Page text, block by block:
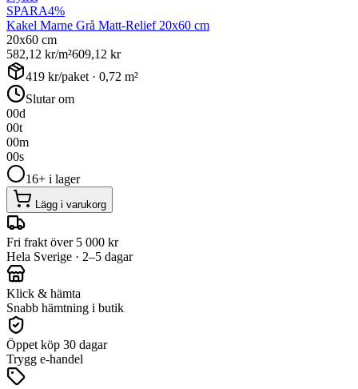
SPARA4%
Kakel Marne Grå Matt-Relief 20x60 cm
20x60 cm
582,12 kr/m²609,12 kr
419 kr/paket · 0,72 m²
Slutar om
00d
00t
00m
00s
16+ i lager
Lägg i varukorg
Fri frakt över 5 000 kr
Hela Sverige · 2–5 dagar
Klick & hämta
Snabb hämtning i butik
Öppet köp 30 dagar
Trygg e-handel